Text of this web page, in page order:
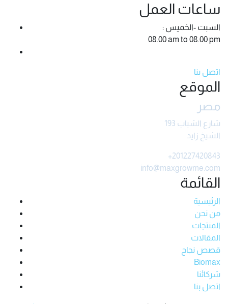
ساعات العمل
: السبت -الخميس
08.00 am to 08.00 pm
اتصل بنا
الموقع
مصر
شارع الشباب 193
الشيخ زايد
+201227420843
info@maxgrowme.com
القائمة
الرئيسية
من نحن
المنتجات
المقالات
قصص نجاح
Biomax
شركائنا
اتصل بنا